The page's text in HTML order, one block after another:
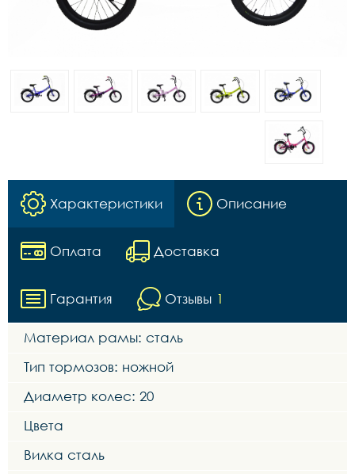
Характеристики Описание
Оплата Доставка
Гарантия Отзывы 1
Материал рамы: сталь
Тип тормозов: ножной
Диаметр колес: 20
Цвета
Вилка сталь